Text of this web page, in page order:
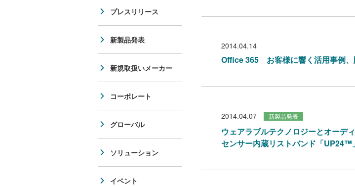
2014.04.14
Office 365 お客様に響く活用事例、
2014.04.07 新製品発表
ウェアラブルテクノロジーとオーデ
センサー内蔵リストバンド「UP24™
プレスリリース
新製品発表
新規取扱いメーカー
コーポレート
グローバル
ソリューション
イベント